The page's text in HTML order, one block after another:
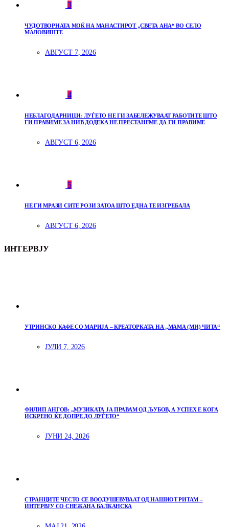
3
ЧУДОТВОРНАТА МОЌ НА МАНАСТИРОТ „СВЕТА АНА“ ВО СЕЛО
МАЛОВИШТЕ
АВГУСТ 7, 2026
4
НЕБЛАГОДАРНИЦИ: ЛУЃЕТО НЕ ГИ ЗАБЕЛЕЖУВААТ РАБОТИТЕ ШТО
ГИ ПРАВИМЕ ЗА НИВ ДОДЕКА НЕ ПРЕСТАНЕМЕ ДА ГИ ПРАВИМЕ
АВГУСТ 6, 2026
5
НЕ ГИ МРАЗИ СИТЕ РОЗИ ЗАТОА ШТО ЕДНА ТЕ ИЗГРЕБАЛА
АВГУСТ 6, 2026
ИНТЕРВЈУ
УТРИНСКО КАФЕ СО МАРИЈА – КРЕАТОРКАТА НА „МАМА (МИ) ЧИТА“
ЈУЛИ 7, 2026
ФИЛИП АНГОВ: „МУЗИКАТА ЈА ПРАВАМ ОД ЉУБОВ, А УСПЕХ Е КОГА
ИСКРЕНО ЌЕ ДОПРЕ ДО ЛУЃЕТО“
ЈУНИ 24, 2026
СТРАНЦИТЕ ЧЕСТО СЕ ВООДУШЕВУВААТ ОД НАШИОТ РИТАМ –
ИНТЕРВЈУ СО СНЕЖАНА БАЛКАНСКА